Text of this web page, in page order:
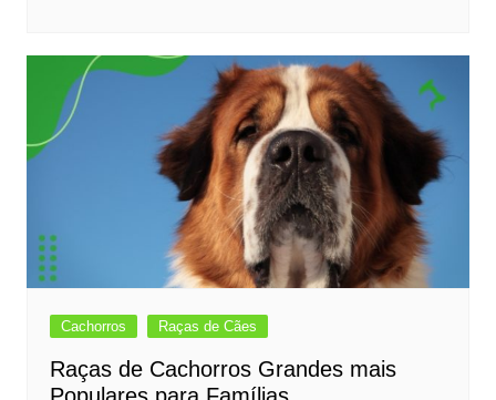
Cachorros Raças de Cães
Raças de Cachorros Grandes mais